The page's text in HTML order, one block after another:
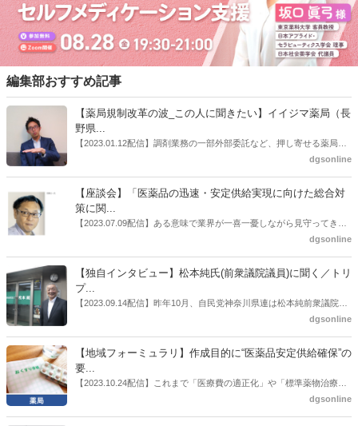
編集部おすすめ記事
【薬局規制改革の波_この人に聞きたい】イイジマ薬局（長
野県...
【2023.01.12配信】調剤業務の一部外部委託など、押し寄せる薬局業
界への規制改革の波。この規制改革の波を薬局業界はどう受け止めた
はないだろうか。本紙ではこうした問題について、厚労省「薬局薬剤
師の業務及び薬局の機能に関するワーキンググループ」に参考人とし
ても出席していたイイジマ薬局（長野県上田市）開設者である飯島裕
dgsonline
【座談会】「医薬品の迅速・安定供給実現に向けた総合対
策に関...
【2023.07.09配信】ある意味で業界が一喜一憂しながら見守ってきた
厚労省「医薬品の迅速・安定供給実現に向けた総合対策に関する有識
書がとりまとめられた。ドラビズon-lineでは検討会を総括する目的で
厚労省医政局医薬産業振興・医療情報企画課長（医薬産業振興・医療
情報企画課セルフケア・セルフメディケーション推進室長併任）安藤
公一氏や青山学院大学名誉教授の三村優美子氏、 日本保険薬局協会医
dgsonline
【独自インタビュー】松本純氏(前衆議院議員)に聞く／トリ
プ...
【2023.09.14配信】昨年10月、自民党神奈川県連は松本純前衆議院議
員を「自民党神奈川1区」（横浜市中区・磯子区・金沢区）の支部長
候補の前提となるもの。薬剤師に関わる政策に広く・深く関わってき
た同氏の復活に向けた薬剤師業界の期待には熱いものがある。不透明
感の払拭できない医療・介護・障害者サービスのトリプル改定等へ
の、薬剤師業界の強い危機感の裏返しといってもいいだろう。本稿で
dgsonline
【地域フォーミュラリ】作成目的に“医薬品安定供給確保”の
要...
【2023.10.24配信】これまで「医療費の適正化」や「標準薬物治療の
推進」などが目的とされることが多かった地域フォーミュラリの作
dgsonline